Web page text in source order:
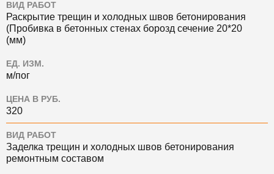
ВИД РАБОТ
Раскрытие трещин и холодных швов бетонирования
(Пробивка в бетонных стенах борозд сечение 20*20
(мм)
ЕД. ИЗМ.
м/пог
ЦЕНА В РУБ.
320
ВИД РАБОТ
Заделка трещин и холодных швов бетонирования
ремонтным составом